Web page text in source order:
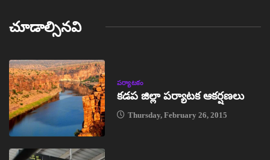
చూడాల్సినవి
పర్యాటకం
కడప జిల్లా పర్యాటక ఆకర్షణలు
Thursday, February 26, 2015